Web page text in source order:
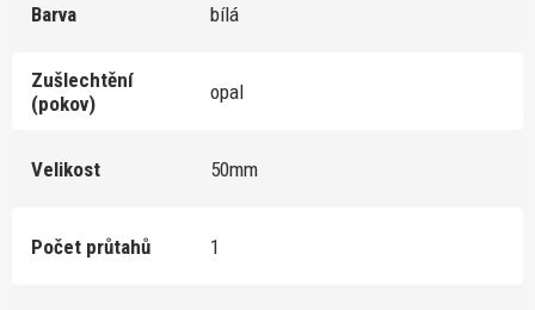
Barva bílá
Zušlechtění
(pokov)
opal
Velikost 50mm
Počet průtahů 1